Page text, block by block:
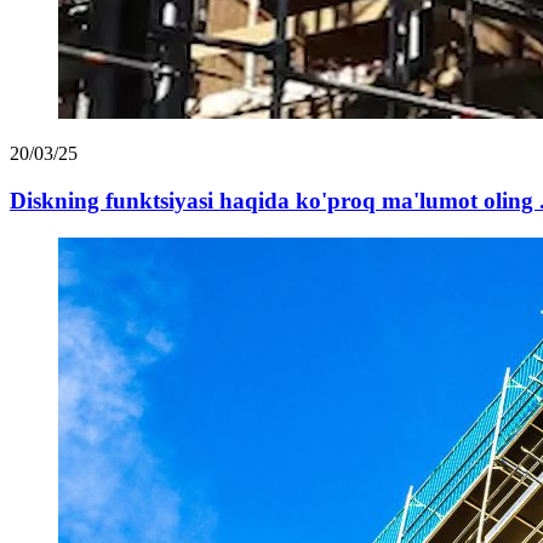
20/03/25
Diskning funktsiyasi haqida ko'proq ma'lumot oling